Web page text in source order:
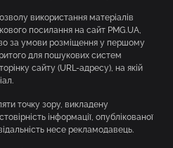
використання матеріалів
посилання на сайт PMG.UA,
за умови розміщення у першому
для пошукових систем
сайту (URL-адресу), на якій
точку зору, викладену
інформації, опублікованої
несе рекламодавець.